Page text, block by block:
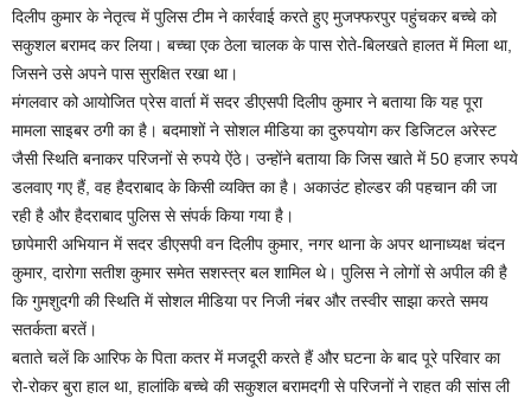
दिलीप कुमार के नेतृत्व में पुलिस टीम ने कार्रवाई करते हुए मुजफ्फरपुर पहुंचकर बच्चे को
सकुशल बरामद कर लिया। बच्चा एक ठेला चालक के पास रोते-बिलखते हालत में मिला था,
जिसने उसे अपने पास सुरक्षित रखा था।
मंगलवार को आयोजित प्रेस वार्ता में सदर डीएसपी दिलीप कुमार ने बताया कि यह पूरा
मामला साइबर ठगी का है। बदमाशों ने सोशल मीडिया का दुरुपयोग कर डिजिटल अरेस्ट
जैसी स्थिति बनाकर परिजनों से रुपये ऐंठे। उन्होंने बताया कि जिस खाते में 50 हजार रुपये
डलवाए गए हैं, वह हैदराबाद के किसी व्यक्ति का है। अकाउंट होल्डर की पहचान की जा
रही है और हैदराबाद पुलिस से संपर्क किया गया है।
छापेमारी अभियान में सदर डीएसपी वन दिलीप कुमार, नगर थाना के अपर थानाध्यक्ष चंदन
कुमार, दारोगा सतीश कुमार समेत सशस्त्र बल शामिल थे। पुलिस ने लोगों से अपील की है
कि गुमशुदगी की स्थिति में सोशल मीडिया पर निजी नंबर और तस्वीर साझा करते समय
सतर्कता बरतें।
बताते चलें कि आरिफ के पिता कतर में मजदूरी करते हैं और घटना के बाद पूरे परिवार का
रो-रोकर बुरा हाल था, हालांकि बच्चे की सकुशल बरामदगी से परिजनों ने राहत की सांस ली